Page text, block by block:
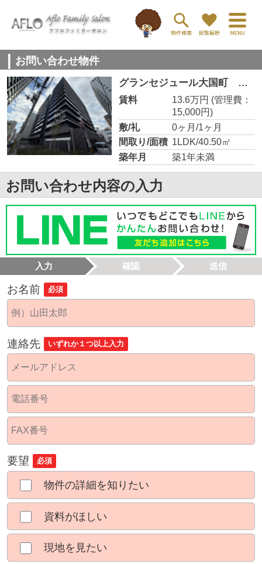
お問い合わせ物件
グランセジュール大国町 敷津小学校区
賃料 13.6万円 (管理費：
15,000円)
敷/礼
0ヶ月/1ヶ月
間取り/面積 1LDK/40.50㎡
築年月
築1年未満
お問い合わせ内容の入力
入力 確認 送信
お名前 必須
連絡先 いずれか１つ以上入力
要望 必須
物件の詳細を知りたい
資料がほしい
現地を見たい